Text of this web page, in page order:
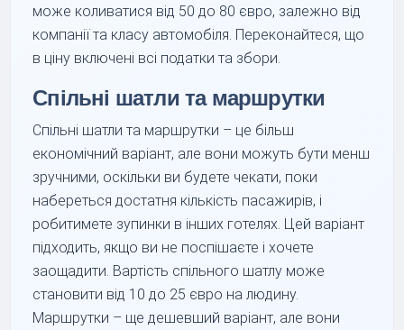
може коливатися від 50 до 80 євро, залежно від
компанії та класу автомобіля. Переконайтеся, що
в ціну включені всі податки та збори.
Спільні шатли та маршрутки
Спільні шатли та маршрутки – це більш
економічний варіант, але вони можуть бути менш
зручними, оскільки ви будете чекати, поки
набереться достатня кількість пасажирів, і
робитимете зупинки в інших готелях. Цей варіант
підходить, якщо ви не поспішаєте і хочете
заощадити. Вартість спільного шатлу може
становити від 10 до 25 євро на людину.
Маршрутки – ще дешевший варіант, але вони